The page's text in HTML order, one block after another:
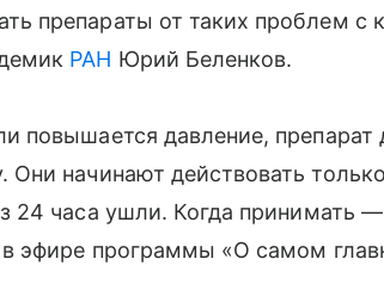
препараты от таких проблем с
РАН Юрий Беленков.
повышается давление, препарат
Они начинают действовать
24 часа ушли. Когда принимать
эфире программы «О самом